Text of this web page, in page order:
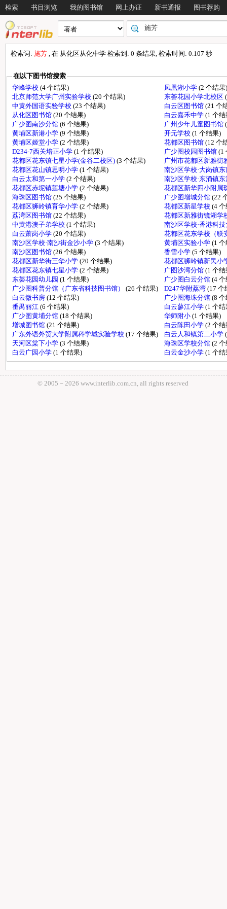
检索 书目浏览 我的图书馆 网上办证 新书通报 图书荐购
检索词: 施芳 , 在 从化区从化中学 检索到: 0 条结果, 检索时间: 0.107 秒
在以下图书馆搜索
华峰学校 (4 个结果) 凤凰湖小学 (2 个结果)
北京师范大学广州实验学校 (20 个结果) 东荟花园小学北校区
中黄外国语实验学校 (23 个结果) 白云区图书馆 (21 个
从化区图书馆 (20 个结果) 白云嘉禾中学 (1 个结
广少图南沙分馆 (6 个结果) 广州少年儿童图书馆
黄埔区新港小学 (9 个结果) 开元学校 (1 个结果)
黄埔区姬堂小学 (2 个结果) 花都区图书馆 (12 个
D234-7西关培正小学 (1 个结果) 广少图校园图书馆 (1
花都区花东镇七星小学(金谷二校区) (3 个结果)
广州市花都区新雅街
花都区花山镇思明小学 (1 个结果)
南沙区学校·大岗镇
白云太和第一小学 (2 个结果)
南沙区学校·东涌镇
花都区赤坭镇莲塘小学 (2 个结果)
花都区新华四小附属
海珠区图书馆 (25 个结果) 广少图增城分馆 (22
花都区狮岭镇育华小学 (2 个结果) 花都区新星学校 (4
荔湾区图书馆 (22 个结果)
花都区新雅街镜湖学
中黄港澳子弟学校 (1 个结果)
南沙区学校·香港科
白云萧岗小学 (20 个结果)
花都区花东学校（联
南沙区学校·南沙街金沙小学 (3 个结果) 黄埔区实验小学 (1
南沙区图书馆 (26 个结果) 香雪小学 (5 个结果)
花都区新华街三华小学 (20 个结果)
花都区狮岭镇新民小
花都区花东镇七星小学 (2 个结果) 广图沙湾分馆 (1 个结
东荟花园幼儿园 (1 个结果) 广少图白云分馆 (4
广少图科普分馆（广东省科技图书馆） (26 个结果) D247华附荔湾 (17 个
白云微书房 (12 个结果) 广少图海珠分馆 (8
番禺丽江 (6 个结果) 白云蓼江小学 (1 个结
广少图黄埔分馆 (18 个结果) 华师附小 (1 个结果)
增城图书馆 (21 个结果) 白云陈田小学 (2 个结
广东外语外贸大学附属科学城实验学校 (17 个结果) 白云人和镇第二小学
天河区棠下小学 (3 个结果) 海珠区学校分馆 (2
白云广园小学 (1 个结果) 白云金沙小学 (1 个结
© 2005－ 2026 www.interlib.com.cn, all rights reserved